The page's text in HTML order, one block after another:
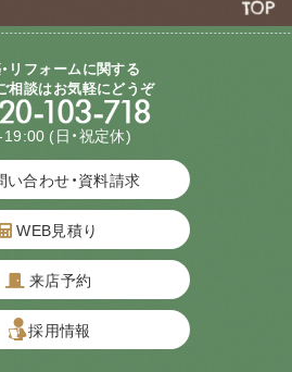
リフォームに関する
相談はお気軽にどうぞ
(日・祝定休)
い合わせ・資料請求
WEB見積り
来店予約
採用情報